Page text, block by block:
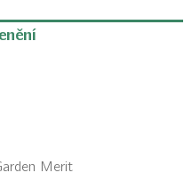
Merit